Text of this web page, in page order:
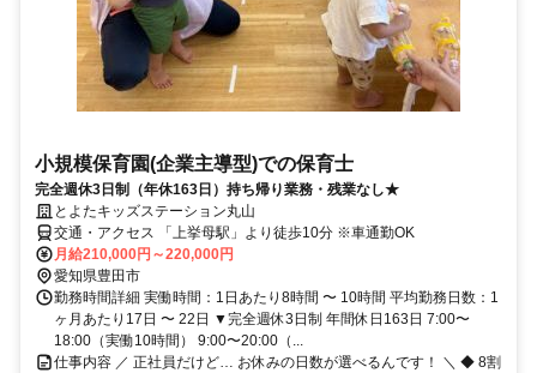
小規模保育園(企業主導型)での保育士
完全週休3日制（年休163日）持ち帰り業務・残業なし★
とよたキッズステーション丸山
交通・アクセス 「上挙母駅」より徒歩10分 ※車通勤OK
月給210,000円～220,000円
愛知県豊田市
勤務時間詳細 実働時間：1日あたり8時間 〜 10時間 平均勤務日数：1
ヶ月あたり17日 〜 22日 ▼完全週休3日制 年間休日163日 7:00〜
18:00（実働10時間） 9:00〜20:00（...
仕事内容 ／ 正社員だけど… お休みの日数が選べるんです！ ＼ ◆ 8割